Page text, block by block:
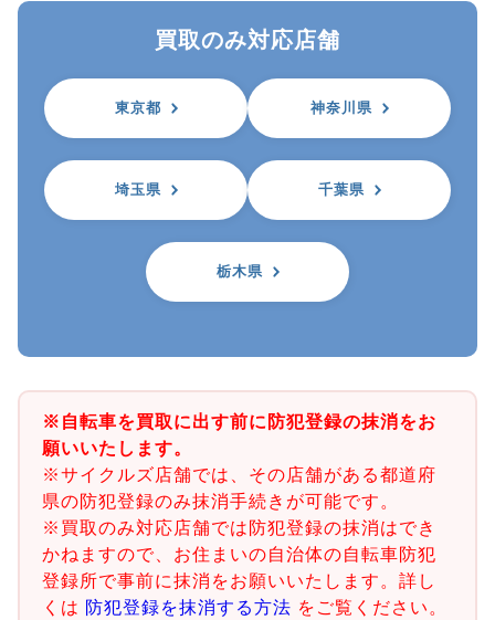
買取のみ対応店舗
東京都 神奈川県
埼玉県 千葉県
栃木県
※自転車を買取に出す前に防犯登録の抹消をお
願いいたします。
※サイクルズ店舗では、その店舗がある都道府
県の防犯登録のみ抹消手続きが可能です。
※買取のみ対応店舗では防犯登録の抹消はでき
かねますので、お住まいの自治体の自転車防犯
登録所で事前に抹消をお願いいたします。詳し
くは 防犯登録を抹消する方法 をご覧ください。